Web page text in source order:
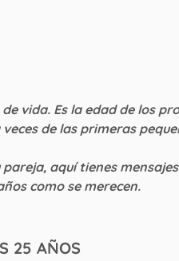
vida. Es la edad de los
de las primeras
aquí tienes
como se merecen.
25 AÑOS